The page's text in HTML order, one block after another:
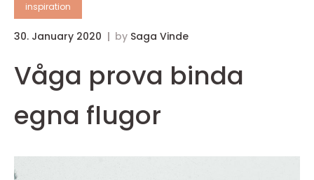
inspiration
30. January 2020 by Saga Vinde
Våga prova binda
egna flugor